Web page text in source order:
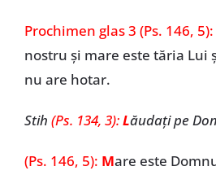
Prochimen glas 3 (Ps. 146, 5):
nostru și mare este tăria Lui
nu are hotar.
Stih (Ps. 134, 3):Lăudați pe
(Ps. 146, 5): Mare este